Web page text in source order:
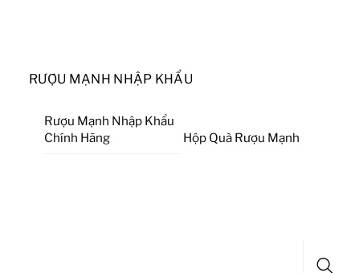
RƯỢU MẠNH NHẬP KHẨU
Rượu Mạnh Nhập Khẩu
Chính Hãng
Hộp Quà Rượu Mạnh